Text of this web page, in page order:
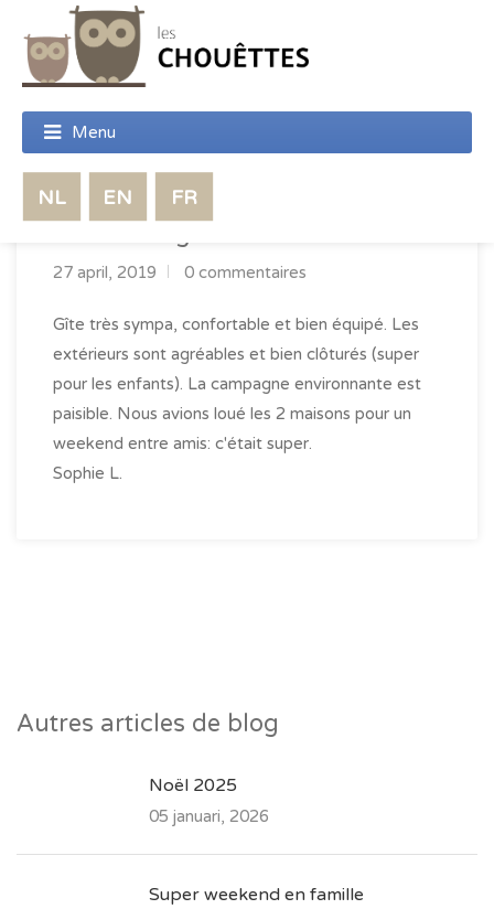
27 april, 2019 0 commentaires
Gîte très sympa, confortable et bien équipé. Les
extérieurs sont agréables et bien clôturés (super
pour les enfants). La campagne environnante est
paisible. Nous avions loué les 2 maisons pour un
weekend entre amis: c'était super.
Sophie L.
Autres articles de blog
Noël 2025
05 januari, 2026
Super weekend en famille